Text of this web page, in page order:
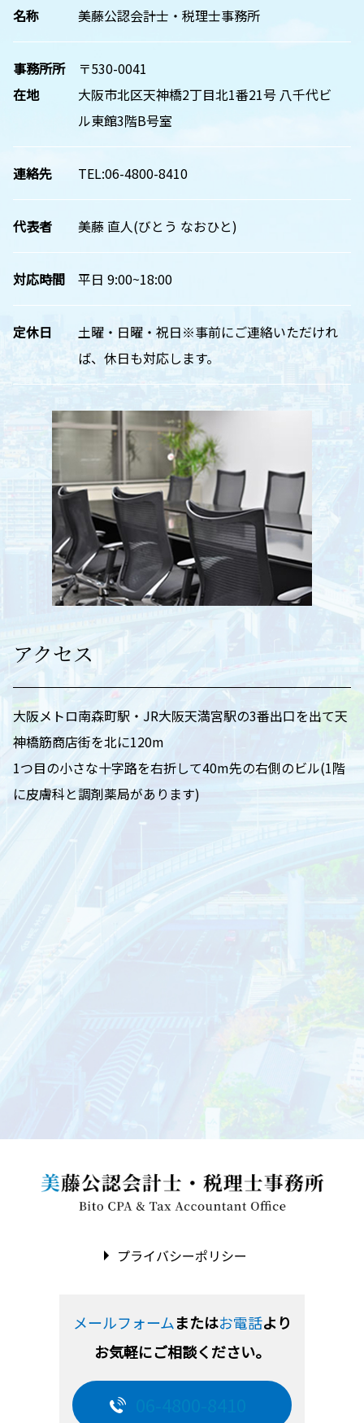
名称 美藤公認会計士・税理士事務所
事務所所
在地
〒530-0041
大阪市北区天神橋2丁目北1番21号 八千代ビ
ル東館3階B号室
連絡先 TEL:06-4800-8410
代表者 美藤 直人(びとう なおひと)
対応時間 平日 9:00~18:00
定休日
土曜・日曜・祝日※事前にご連絡いただけれ
ば、休日も対応します。
アクセス
大阪メトロ南森町駅・JR大阪天満宮駅の3番出口を出て天
神橋筋商店街を北に120m
1つ目の小さな十字路を右折して40m先の右側のビル(1階
に皮膚科と調剤薬局があります)
プライバシーポリシー
メールフォームまたはお電話より
お気軽にご相談ください。